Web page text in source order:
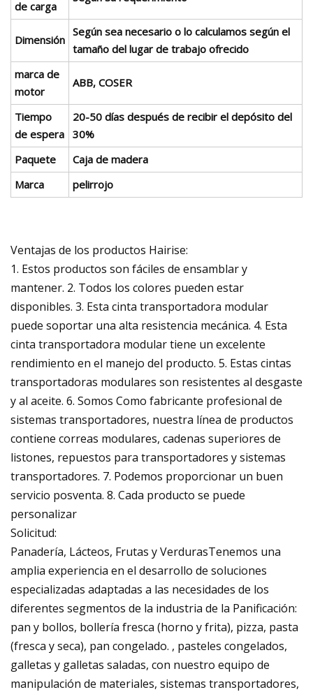
de carga
Dimensión
Según sea necesario o lo calculamos según el
tamaño del lugar de trabajo ofrecido
marca de
motor
ABB, COSER
Tiempo
de espera
20-50 días después de recibir el depósito del
30%
Paquete
Caja de madera
Marca
pelirrojo
Ventajas de los productos Hairise:
1. Estos productos son fáciles de ensamblar y
mantener. 2. Todos los colores pueden estar
disponibles. 3. Esta cinta transportadora modular
puede soportar una alta resistencia mecánica. 4. Esta
cinta transportadora modular tiene un excelente
rendimiento en el manejo del producto. 5. Estas cintas
transportadoras modulares son resistentes al desgaste
y al aceite. 6. Somos Como fabricante profesional de
sistemas transportadores, nuestra línea de productos
contiene correas modulares, cadenas superiores de
listones, repuestos para transportadores y sistemas
transportadores. 7. Podemos proporcionar un buen
servicio posventa. 8. Cada producto se puede
personalizar
Solicitud:
Panadería, Lácteos, Frutas y VerdurasTenemos una
amplia experiencia en el desarrollo de soluciones
especializadas adaptadas a las necesidades de los
diferentes segmentos de la industria de la Panificación:
pan y bollos, bollería fresca (horno y frita), pizza, pasta
(fresca y seca), pan congelado. , pasteles congelados,
galletas y galletas saladas, con nuestro equipo de
manipulación de materiales, sistemas transportadores,